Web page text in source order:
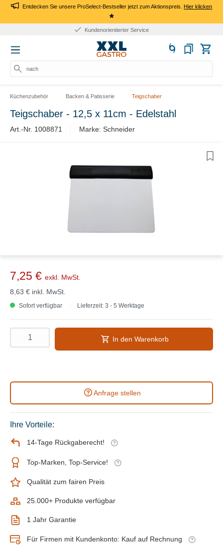
Entdecken Sie unsere ProSelect-Bestseller jetzt zum Aktionspreis.Hier klicken
*
Kundenorientierter Service
nach P
Küchenzubehör Backen & Patisserie Teigschaber
Teigschaber - 12,5 x 11cm - Edelstahl
Art.-Nr. 1008871 Marke: Schneider
7,25 € exkl. MwSt.
8,63 € inkl. MwSt.
Sofort verfügbar Lieferzeit: 3 - 5 Werktage
In den Warenkorb
Anfrage stellen
Ihre Vorteile:
14-Tage Rückgaberecht!
Top-Marken, Top-Service!
Qualität zum fairen Preis
25.000+ Produkte verfügbar
1 Jahr Garantie
Für Firmen mit Kundenkonto: Kauf auf Rechnung